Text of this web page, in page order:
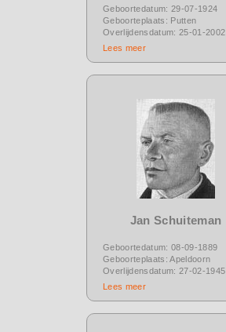
Geboortedatum: 29-07-1924
Geboorteplaats: Putten
Overlijdensdatum: 25-01-2002
Lees meer
Jan Schuiteman
Geboortedatum: 08-09-1889
Geboorteplaats: Apeldoorn
Overlijdensdatum: 27-02-1945
Lees meer